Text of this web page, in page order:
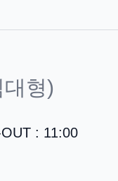
형)
: 11:00